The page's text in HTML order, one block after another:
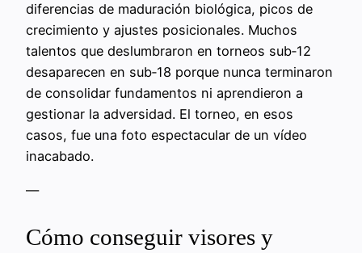
diferencias de maduración biológica, picos de
crecimiento y ajustes posicionales. Muchos
talentos que deslumbraron en torneos sub‑12
desaparecen en sub‑18 porque nunca terminaron
de consolidar fundamentos ni aprendieron a
gestionar la adversidad. El torneo, en esos
casos, fue una foto espectacular de un vídeo
inacabado.
—
Cómo conseguir visores y